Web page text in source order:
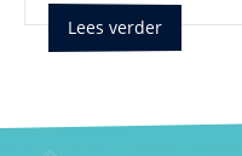
Lees verder